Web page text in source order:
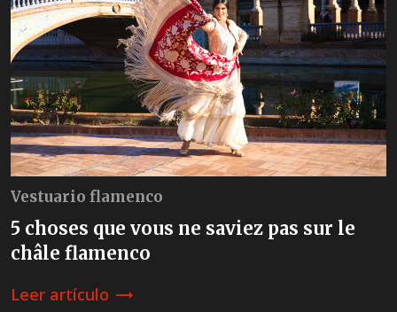
Vestuario flamenco
5 choses que vous ne saviez pas sur le
châle flamenco
Leer artículo trending_flat